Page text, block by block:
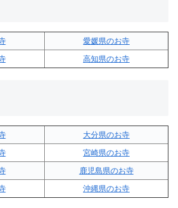
愛媛県のお寺
高知県のお寺
大分県のお寺
宮崎県のお寺
鹿児島県のお寺
沖縄県のお寺